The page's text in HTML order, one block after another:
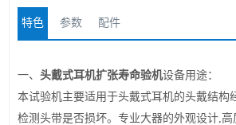
特色 参数 配件
一、头戴式耳机扩张寿命验机设备用途：
本试验机主要适用于头戴式耳机的头戴结构
检测头带是否损坏。专业大器的外观设计,高